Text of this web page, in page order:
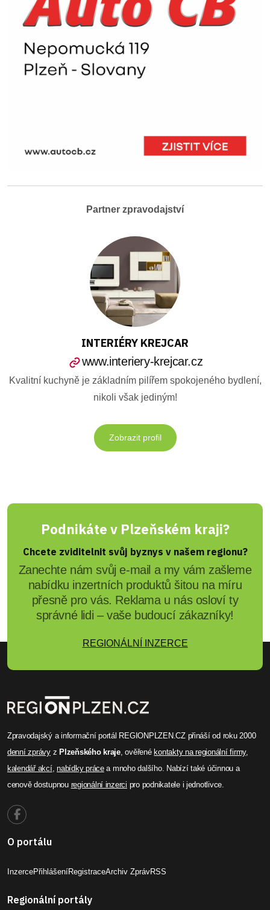
Partner zpravodajství
INTERIÉRY KREJCAR
www.interiery-krejcar.cz
Kvalitní kuchyně je základním pilířem spokojeného bydlení,
nikoli však jediným!
Zobrazit profil
Podnikáte v Plzeňském kraji?
Chcete zviditelnit svůj byznys v našem regionu?
Zanechte nám svůj e-mail a my vám zašleme
nabídku inzertních produktů šitou na míru
přesně pro vás. Reklama u nás osloví ty
správné lidi – vaše budoucí zákazníky!
REGIONÁLNÍ INZERCE
Zpravodajský a informační portál REGIONPLZEN.CZ přináší od roku 2000
denní zprávyzPlzeňského kraje, ověřenékontakty na regionální firmy,
kalendář akcí,nabídky prácea mnoho dalšího. Nabízí také účinnou a
cenově dostupnou regionální inzerci pro podnikatele i jednotlivce.
O portálu
InzercePřihlášeníRegistraceArchiv ZprávRSS
Regionální portály